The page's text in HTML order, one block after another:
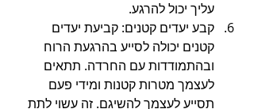
עליך יכול להרגע.
קבע יעדים קטנים: קביעת יעדים
קטנים יכולה לסייע בהרגעת הרוח
ובהתמודדות עם החרדה. תתאים
לעצמך מטרות קטנות ומידי פעם
תסייע לעצמך להשיגם. זה עשוי לתת